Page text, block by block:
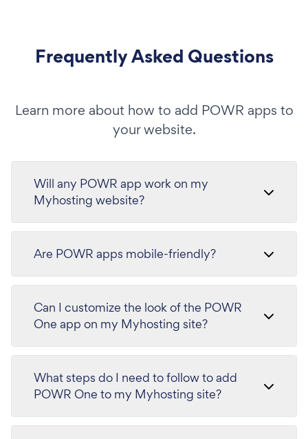
Frequently Asked Questions
Learn more about how to add POWR apps to
your website.
Will any POWR app work on my
Myhosting website?
Are POWR apps mobile-friendly?
Can I customize the look of the POWR
One app on my Myhosting site?
What steps do I need to follow to add
POWR One to my Myhosting site?